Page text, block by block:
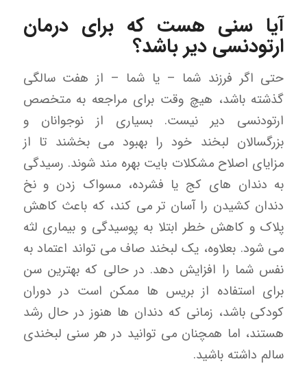
آیا سنی هست که برای درمان
ارتودنسی دیر باشد؟
حتی اگر فرزند شما – یا شما – از هفت سالگی
گذشته باشد، هیچ وقت برای مراجعه به متخصص
ارتودنسی دیر نیست. بسیاری از نوجوانان و
بزرگسالان لبخند خود را بهبود می بخشند تا از
مزایای اصلاح مشکلات بایت بهره مند شوند. رسیدگی
به دندان های کج یا فشرده، مسواک زدن و نخ
دندان کشیدن را آسان تر می کند، که باعث کاهش
پلاک و کاهش خطر ابتلا به پوسیدگی و بیماری لثه
می شود. بعلاوه، یک لبخند صاف می تواند اعتماد به
نفس شما را افزایش دهد. در حالی که بهترین سن
برای استفاده از بریس ها ممکن است در دوران
کودکی باشد، زمانی که دندان ها هنوز در حال رشد
هستند، اما همچنان می توانید در هر سنی لبخندی
سالم داشته باشید.